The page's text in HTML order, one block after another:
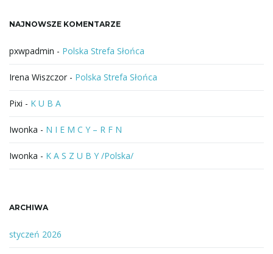
z
NAJNOWSZE KOMENTARZE
pxwpadmin - Polska Strefa Słońca
Irena Wiszczor - Polska Strefa Słońca
Pixi - K U B A
Iwonka - N I E M C Y – R F N
Iwonka - K A S Z U B Y /Polska/
ARCHIWA
styczeń 2026